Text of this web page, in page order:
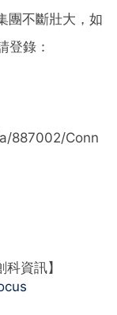
團不斷壯大，如
登錄：
887002/Conn
資訊】